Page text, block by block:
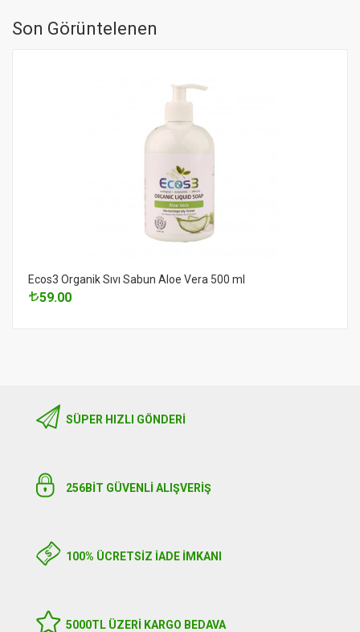
Son Görüntelenen
Ecos3 Organik Sıvı Sabun Aloe Vera 500 ml
59.00
SÜPER HIZLI GÖNDERI
256BIT GÜVENLİ ALIŞVERİŞ
100% ÜCRETSİZ İADE İMKANI
5000TL ÜZERI KARGO BEDAVA